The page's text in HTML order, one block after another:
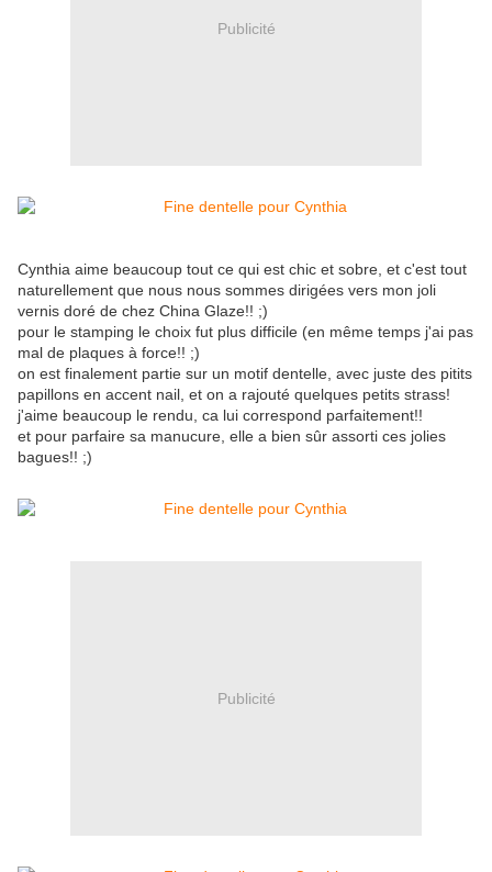
Publicité
Cynthia aime beaucoup tout ce qui est chic et sobre, et c'est tout
naturellement que nous nous sommes dirigées vers mon joli
vernis doré de chez China Glaze!! ;)
pour le stamping le choix fut plus difficile (en même temps j'ai pas
mal de plaques à force!! ;)
on est finalement partie sur un motif dentelle, avec juste des pitits
papillons en accent nail, et on a rajouté quelques petits strass!
j'aime beaucoup le rendu, ca lui correspond parfaitement!!
et pour parfaire sa manucure, elle a bien sûr assorti ces jolies
bagues!! ;)
Publicité